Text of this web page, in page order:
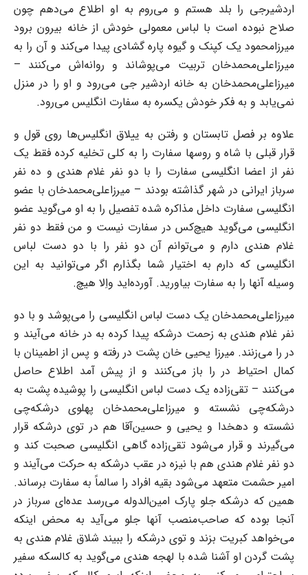
اردشیرجی را بلد هستم و می‌روم به او اطلاع می‌دهم چون
صلاح نبوده است با ‌لباس معمولی خودش از خانه بیرون برود
میرزامحمود یک کپنک و گیوه پاره گشادی پیدا می‌کند و آن را ‌به
میرزاعلی‌محمد‌خان تربیت می‌پوشاند و روانه‌اش می‌کنند –
میرزاعلی‌محمدخان به خانه اردشیر جی ‌می‌رود و او را در منزل
نمی‌یابد و به فکر خودش یکسره به سفارت انگلیس می‌رود.‌
علاوه بر فصل تابستان و رفتن به ییلاق انگلیس‌ها روی قول و
قرار قبلی با شاه و روسها سفارت را به کلی ‌تخلیه کرده فقط یک
نفر از اعضا انگلیسی سفارت را با دو نفر غلام هندی و ده نفر
سرباز ایرانی در شهر ‌گذاشته بودند – میرزاعلی‌محمدخان با عضو
انگلیسی سفارت داخل مذاکره شده تفصیل را به او می‌گوید ‌عضو
انگلیسی می‌گوید هیچ‌کس در سفارت نیست و من فقط دو نفر
غلام هندی دارم و می‌توانم آن دو ‌نفر را با دو دست لباس
انگلیسی که دارم به اختیار شما بگذارم اگر می‌توانید به این
وسیله آنها را به ‌سفارت بیاورید. آورده‌اید واِلا هیچ.‌
میرزاعلی‌محمدخان یک دست لباس انگلیسی را می‌پوشد و با دو
نفر غلام هندی به زحمت درشکه پیدا ‌کرده به در خانه می‌آیند و
در را می‌زنند. میرزا یحیی خان پشت در رفته و پس از اطمینان با
کمال احتیاط ‌در را باز می‌کنند و از پیش آمد اطلاع حاصل
می‌کنند – تقی‌زاده یک دست لباس انگلیسی را پوشیده پشت ‌به
درشکه‌چی نشسته و میرزاعلی‌محمدخان پهلوی درشکه‌چی
نشسته و دهخدا و یحیی و حسین‌آقا هم در ‌توی درشکه قرار
می‌گیرند و قرار می‌شود تقی‌زاده گاهی انگلیسی صحبت کند و
دو نفر غلام هندی هم با ‌نیزه در عقب درشکه به حرکت می‌آیند و
امیر حشمت متعهد می‌شود بقیه افراد را سالماً به سفارت برساند.
‌همین که درشکه جلو پارک امین‌الدوله می‌رسد عده‌ای سرباز در
آنجا بوده که صاحب‌منصب آنها جلو ‌می‌آید به محض اینکه
می‌خواهد کبریت بزند و توی درشکه را ببیند شلاق غلام هندی به
پشت گردن او ‌آشنا شده با لهجه هندی می‌گوید به کالسکه سفیر